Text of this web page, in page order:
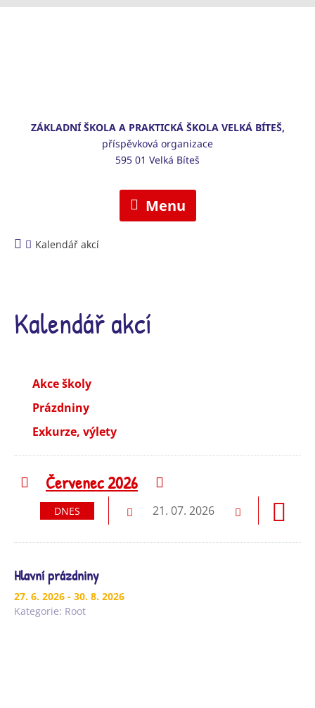
ZÁKLADNÍ ŠKOLA A PRAKTICKÁ ŠKOLA VELKÁ BÍTEŠ,
příspěvková organizace
595 01 Velká Bíteš
Menu
Kalendář akcí
Kalendář akcí
Akce školy
Prázdniny
Exkurze, výlety
Předchozí
Červenec 2026
DNES Předchozí
21. 07. 2026
Hlavní prázdniny
27. 6. 2026 - 30. 8. 2026
Kategorie: Root